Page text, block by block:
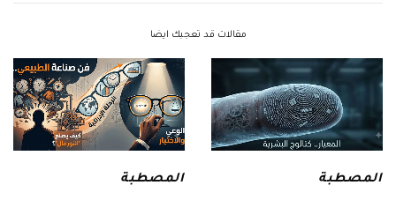
مقالات قد تعجبك ايضا
المصطبة المصطبة